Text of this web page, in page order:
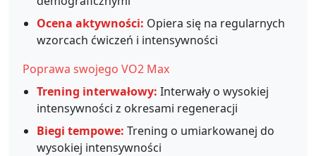
Ocena aktywności: Opiera się na regularnych
wzorcach ćwiczeń i intensywności
Poprawa swojego VO2 Max
Trening interwałowy: Interwały o wysokiej
intensywności z okresami regeneracji
Biegi tempowe: Trening o umiarkowanej do
wysokiej intensywności